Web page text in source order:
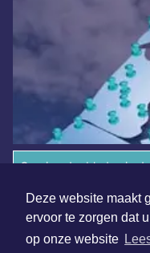
Deze website maakt
ervoor te zorgen dat
op onze website
Overige dagbladen in
Algemene voorwaarden
Disclaimer